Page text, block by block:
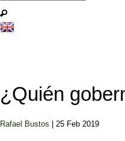
¿Quién
Rafael Bustos | 25 Feb 2019